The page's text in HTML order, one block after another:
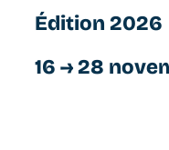
Édition 2026
16 → 28